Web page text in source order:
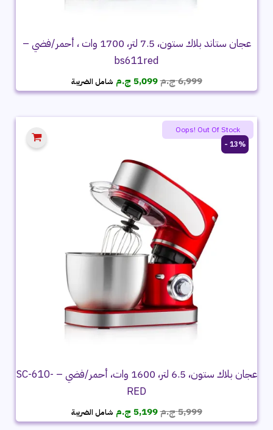
عجان ستاند بلاك ستون، 7.5 لتر، 1700 وات ، أحمر/فضي –
bs611red
6,999ج.مالسعر
الأصلي
6,999 ج.م.
5,099 ج.م السعر
الحالي
5,099 ج.م.
شامل الضريبة
13% -
عجان بلاك ستون، 6.5 لتر، 1600 وات، أحمر/فضي – SC-610-
RED
5,999ج.مالسعر
الأصلي
5,199 ج.م السعر
الحالي
شامل الضريبة
Oops! Out Of Stock